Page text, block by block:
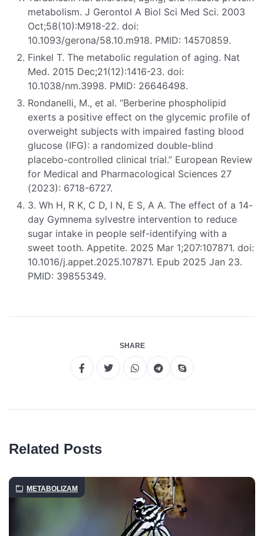
metabolism. J Gerontol A Biol Sci Med Sci. 2003
Oct;58(10):M918-22. doi:
10.1093/gerona/58.10.m918. PMID: 14570859.
Finkel T. The metabolic regulation of aging. Nat
Med. 2015 Dec;21(12):1416-23. doi:
10.1038/nm.3998. PMID: 26646498.
Rondanelli, M., et al. “Berberine phospholipid
exerts a positive effect on the glycemic profile of
overweight subjects with impaired fasting blood
glucose (IFG): a randomized double-blind
placebo-controlled clinical trial.” European Review
for Medical and Pharmacological Sciences 27
(2023): 6718-6727.
3. Wh H, R K, C D, I N, E S, A A. The effect of a 14-
day Gymnema sylvestre intervention to reduce
sugar intake in people self-identifying with a
sweet tooth. Appetite. 2025 Mar 1;207:107871. doi:
10.1016/j.appet.2025.107871. Epub 2025 Jan 23.
PMID: 39855349.
SHARE
Related Posts
METABOLIZAM